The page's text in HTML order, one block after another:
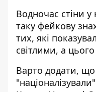
Водночас стіни у
таку фейкову
тих, які
світлими, а
Варто додати,